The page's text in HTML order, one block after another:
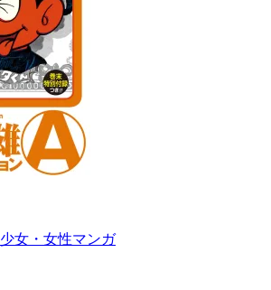
少女・女性マンガ